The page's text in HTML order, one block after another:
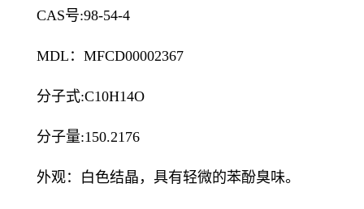
CAS号:98-54-4
MDL：MFCD00002367
分子式:C10H14O
分子量:150.2176
外观：白色结晶，具有轻微的苯酚臭味。